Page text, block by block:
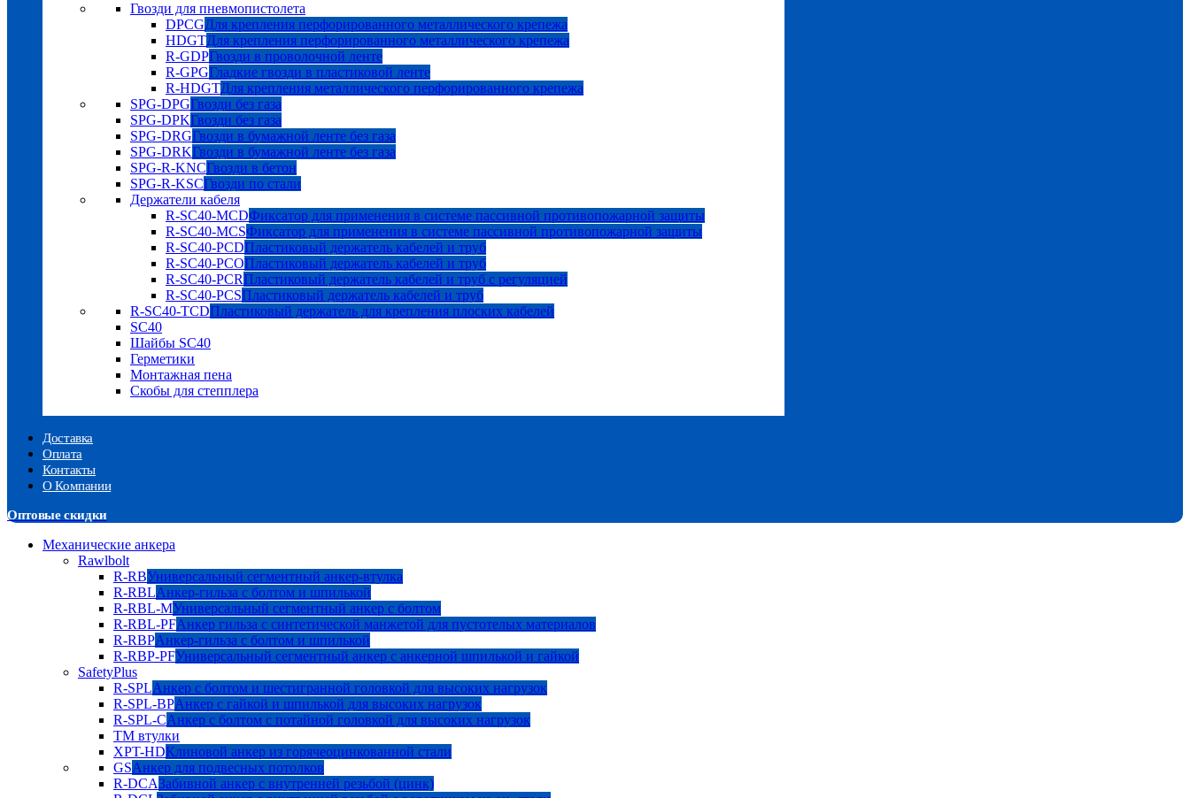
Гвозди для пневмопистолета
DPCGДля крепления перфорированного металлического крепежа
HDGTДля крепления перфорированного металлического крепежа
R-GDPГвозди в проволочной ленте
R-GPGГладкие гвозди в пластиковой ленте
R-HDGTДля крепления металлического перфорированного крепежа
SPG-DPGГвозди без газа
SPG-DPKГвозди без газа
SPG-DRGГвозди в бумажной ленте без газа
SPG-DRKГвозди в бумажной ленте без газа
SPG-R-KNCГвозди в бетон
SPG-R-KSCГвозди по стали
Держатели кабеля
R-SC40-MCDФиксатор для применения в системе пассивной противопожарной защиты
R-SC40-MCSФиксатор для применения в системе пассивной противопожарной защиты
R-SC40-PCDПластиковый держатель кабелей и труб
R-SC40-PCOПластиковый держатель кабелей и труб
R-SC40-PCRПластиковый держатель кабелей и труб с регуляцией
R-SC40-PCSПластиковый держатель кабелей и труб
R-SC40-TCDПластиковый держатель для крепления плоских кабелей
SC40
Шайбы SC40
Герметики
Монтажная пена
Скобы для степплера
Доставка
Оплата
Контакты
О Компании
Оптовые скидки
Механические анкера
Rawlbolt
R-RBУниверсальный сегментный анкер-втулка
R-RBLАнкер-гильза с болтом и шпилькой
R-RBL-MУниверсальный сегментный анкер с болтом
R-RBL-PFАнкер гильза с синтетической манжетой для пустотелых материалов
R-RBPАнкер-гильза с болтом и шпилькой
R-RBP-PFУниверсальный сегментный анкер с анкерной шпилькой и гайкой
SafetyPlus
R-SPLАнкер с болтом и шестигранной головкой для высоких нагрузок
R-SPL-BPАнкер с гайкой и шпилькой для высоких нагрузок
R-SPL-CАнкер с болтом с потайной головкой для высоких нагрузок
TM втулки
XPT-HDКлиновой анкер из горячеоцинкованной стали
GSАнкер для подвесных потолков
R-DCAЗабивной анкер с внутренней резьбой (цинк)